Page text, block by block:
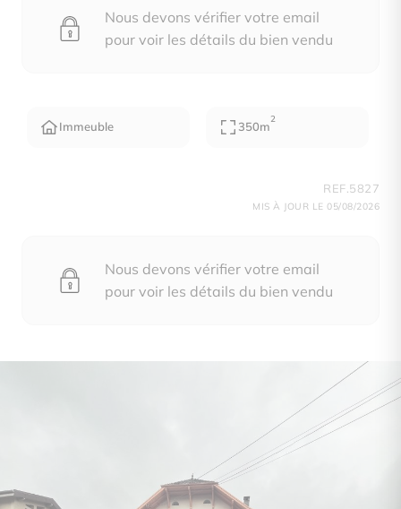
Nous devons vérifier votre email
pour voir les détails du bien vendu
Immeuble 350m
2
REF.5827
MIS À JOUR LE 05/08/2026
Nous devons vérifier votre email
pour voir les détails du bien vendu